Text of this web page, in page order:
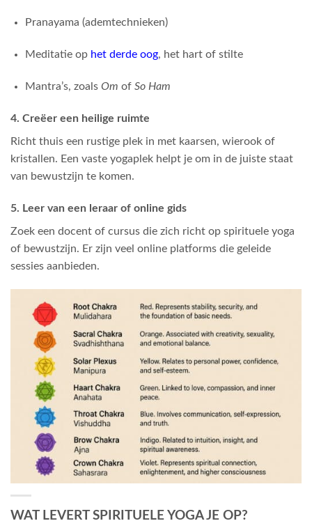
Pranayama (ademtechnieken)
Meditatie op het derde oog, het hart of stilte
Mantra’s, zoals Om of So Ham
4. Creëer een heilige ruimte
Richt thuis een rustige plek in met kaarsen, wierook of
kristallen. Een vaste yogaplek helpt je om in de juiste staat
van bewustzijn te komen.
5. Leer van een leraar of online gids
Zoek een docent of cursus die zich richt op spirituele yoga
of bewustzijn. Er zijn veel online platforms die geleide
sessies aanbieden.
WAT LEVERT SPIRITUELE YOGA JE OP?